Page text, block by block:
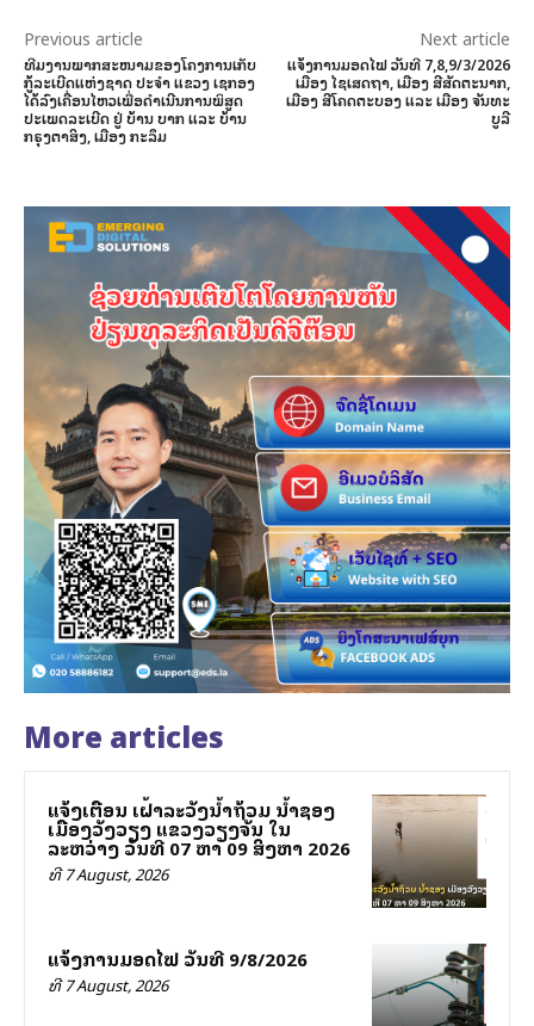
Previous article
ທີມງານພາກສະໜາມຂອງໂຄງການເກັບ
ກູ້ລະເບີດແຫ່ງຊາດ ປະຈໍາ ແຂວງ ເຊກອງ
ໄດ້ລົງເຄື່ອນໄຫວເພື່ອດໍາເນີນການພິສູດ
ປະເພດລະເບີດ ຢູ່ ບ້ານ ບາກ ແລະ ບ້ານ
ກຣຸງຕາສິງ, ເມືອງ ກະລຶມ
Next article
ແຈ້ງການມອດໄຟ ວັນທີ 7,8,9/3/2026
ເມືອງ ໄຊເສດຖາ, ເມືອງ ສີສັດຕະນາກ,
ເມືອງ ສີໂຄດຕະບອງ ແລະ ເມືອງ ຈັນທະ
ບູລີ
More articles
ແຈ້ງເຕືອນ ເຝົ້າລະວັງນ້ຳຖ້ວມ ນ້ຳຊອງ
ເມືອງວັງວຽງ ແຂວງວຽງຈັນ ໃນ
ລະຫວ່າງ ວັນທີ 07 ຫາ 09 ສິງຫາ 2026
ທີ 7 August, 2026
ແຈ້ງການມອດໄຟ ວັນທີ 9/8/2026
ທີ 7 August, 2026